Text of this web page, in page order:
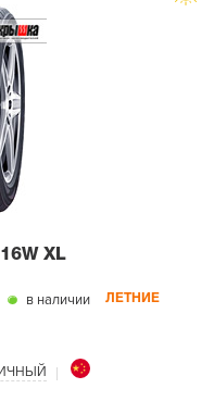
XL
в наличии ЛЕТНИЕ